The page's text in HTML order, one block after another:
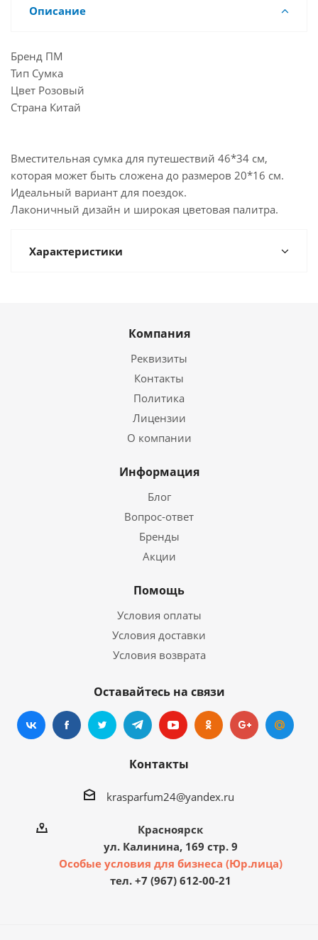
Описание
Бренд ПМ
Тип Сумка
Цвет Розовый
Страна Китай
Вместительная сумка для путешествий 46*34 см,
которая может быть сложена до размеров 20*16 см.
Идеальный вариант для поездок.
Лаконичный дизайн и широкая цветовая палитра.
Характеристики
Компания
Реквизиты
Контакты
Политика
Лицензии
О компании
Информация
Блог
Вопрос-ответ
Бренды
Акции
Помощь
Условия оплаты
Условия доставки
Условия возврата
Оставайтесь на связи
Контакты
krasparfum24@yandex.ru
Красноярск
ул. Калинина, 169 стр. 9
Особые условия для бизнеса (Юр.лица)
тел. +7 (967) 612-00-21